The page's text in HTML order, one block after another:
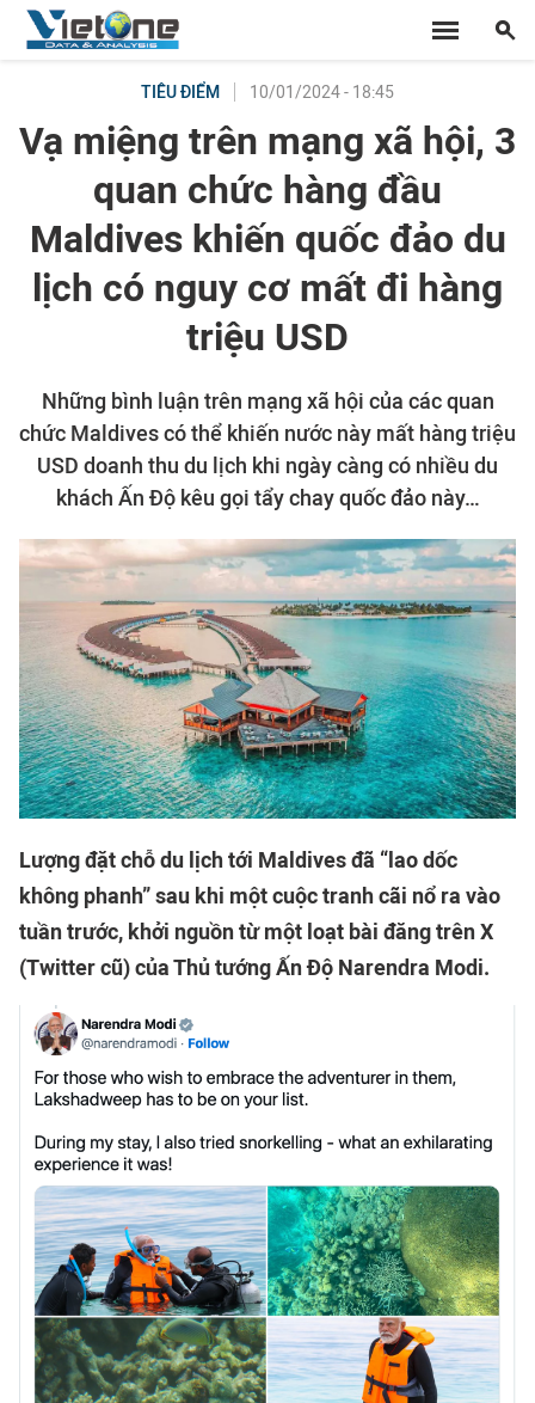
TIÊU ĐIỂM 10/01/2024 - 18:45
Vạ miệng trên mạng xã hội, 3
quan chức hàng đầu
Maldives khiến quốc đảo du
lịch có nguy cơ mất đi hàng
triệu USD
Những bình luận trên mạng xã hội của các quan
chức Maldives có thể khiến nước này mất hàng triệu
USD doanh thu du lịch khi ngày càng có nhiều du
khách Ấn Độ kêu gọi tẩy chay quốc đảo này…
Lượng đặt chỗ du lịch tới Maldives đã “lao dốc
không phanh” sau khi một cuộc tranh cãi nổ ra vào
tuần trước, khởi nguồn từ một loạt bài đăng trên X
(Twitter cũ) của Thủ tướng Ấn Độ Narendra Modi.